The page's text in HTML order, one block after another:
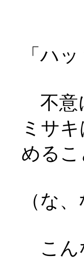
「ハッ
不意
ミサ
める
（な
こん